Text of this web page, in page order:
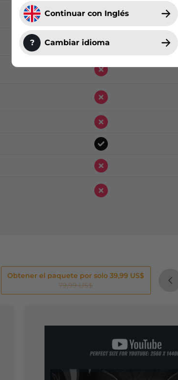
Continuar con Inglés
? Cambiar idioma
Obtener el paquete por solo 39,99 US$
79,99 US$